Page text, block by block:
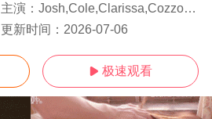
主演： Josh,Cole,Clarissa,Cozzoni,Seiya,Matsudo,Kreesha,Turner
更新时间： 2026-07-06
 极速观看